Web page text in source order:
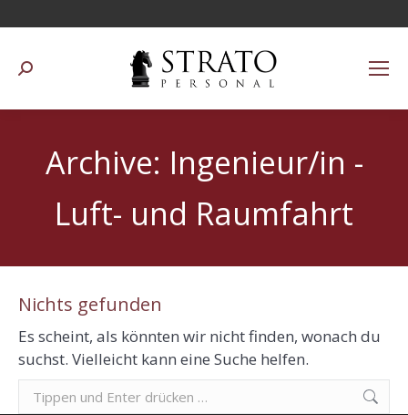
Suchen:
Archive: Ingenieur/in -
Luft- und Raumfahrt
Nichts gefunden
Es scheint, als könnten wir nicht finden, wonach du
suchst. Vielleicht kann eine Suche helfen.
Suchen: